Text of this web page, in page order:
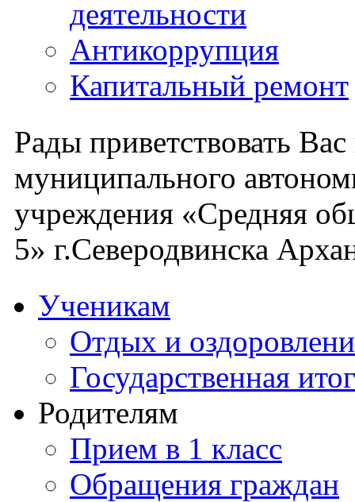
деятельности
Антикоррупция
Капитальный ремонт
Рады приветствовать
муниципального
учреждения «Средняя
5» г.Северодвинска
Ученикам
Отдых и
Государственная
Родителям
Прием в 1 класс
Обращения граждан